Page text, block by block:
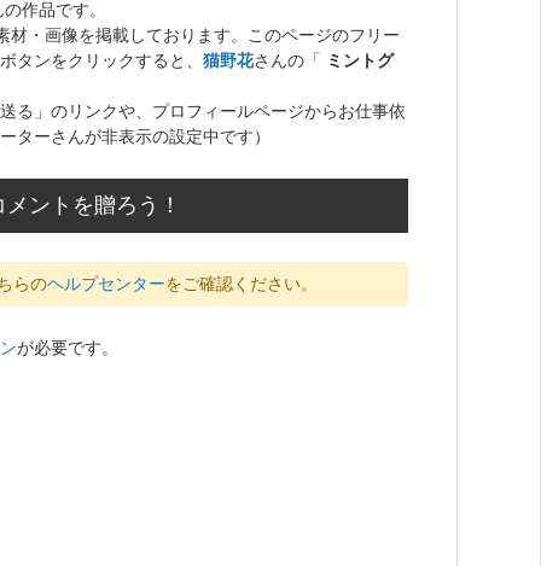
作品です。
・画像を掲載しております。このページのフリー
タンをクリックすると、 猫野花さんの「 ミントグ
る」のリンクや、プロフィールページからお仕事依
ターさんが非表示の設定中です）
ントを贈ろう！
らのヘルプセンターをご確認ください。
が必要です。